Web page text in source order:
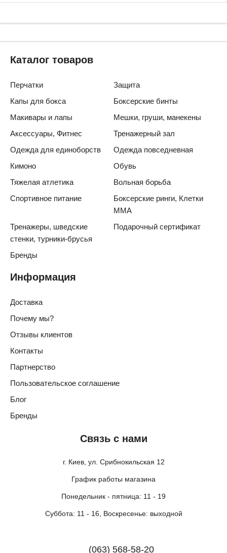
Связь с нами
г. Киев, ул. Срибнокильская 12
График работы магазина
Понедельник - пятница: 11 - 19
Суббота: 11 - 16, Воскресенье: выходной
(063) 568-58-20
Каталог товаров
Перчатки
Защита
Капы для бокса
Боксерские бинты
Макивары и лапы
Мешки, груши, манекены
Аксессуары, Фитнес
Тренажерный зал
Одежда для единоборств
Одежда повседневная
Кимоно
Обувь
Тяжелая атлетика
Вольная борьба
Спортивное питание
Боксерские ринги, Клетки
ММА
Тренажеры, шведские
стенки, турники-брусья
Подарочный сертификат
Бренды
Информация
Доставка
Почему мы?
Отзывы клиентов
Контакты
Партнерство
Пользовательское соглашение
Блог
Бренды